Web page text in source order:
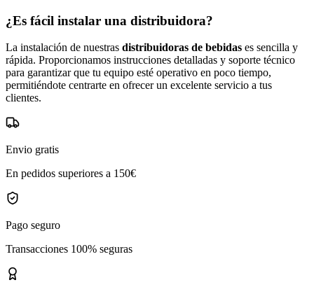
¿Es fácil instalar una distribuidora?
La instalación de nuestras distribuidoras de bebidas es sencilla y
rápida. Proporcionamos instrucciones detalladas y soporte técnico
para garantizar que tu equipo esté operativo en poco tiempo,
permitiéndote centrarte en ofrecer un excelente servicio a tus
clientes.
Envio gratis
En pedidos superiores a 150€
Pago seguro
Transacciones 100% seguras